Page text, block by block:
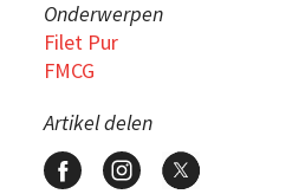
Onderwerpen
Filet Pur
FMCG
Artikel delen